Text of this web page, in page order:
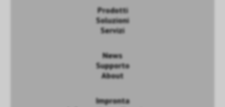
Prodotti
Soluzioni
Servizi
News
Supporto
About
Impronta